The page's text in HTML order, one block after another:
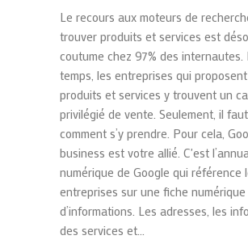
Le recours aux moteurs de
trouver produits et services est
coutume chez 97% des internautes.
temps, les entreprises qui
produits et services y trouvent un
privilégié de vente. Seulement, il
comment s’y prendre. Pour cela,
business est votre allié. C'est
numérique de Google qui référence
entreprises sur une fiche numérique
d’informations. Les adresses, les
des services et...